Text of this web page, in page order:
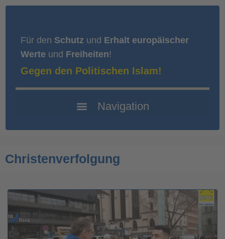
Für den Schutz und Erhalt europäischer
Werte und Freiheiten!
Gegen den Politischen Islam!
Christenverfolgung